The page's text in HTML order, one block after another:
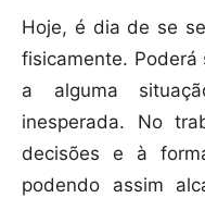
Hoje, é dia de se
fisicamente. Poderá
a alguma
inesperada. No
decisões e à
podendo assim